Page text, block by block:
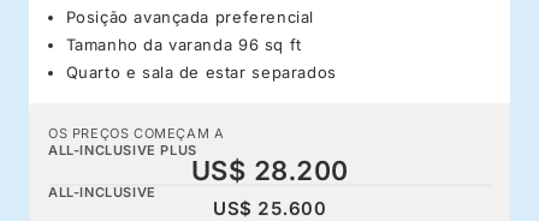
Posição avançada preferencial
Tamanho da varanda 96 sq ft
Quarto e sala de estar separados
OS PREÇOS COMEÇAM A
ALL-INCLUSIVE PLUS
US$ 28.200
ALL-INCLUSIVE
US$ 25.600